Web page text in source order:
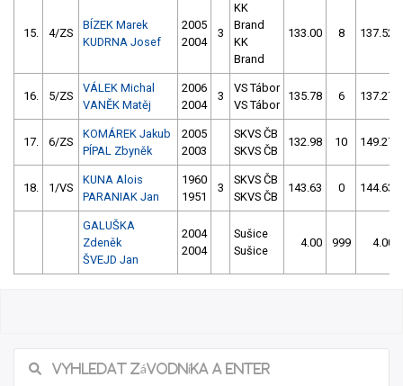
15. 4/ZS
BÍZEK Marek
KUDRNA Josef
2005
2004
3
KK
Brand
KK
Brand
133.00 8 137.52
16. 5/ZS
VÁLEK Michal
VANĚK Matěj
2006
2004
3
VS Tábor
VS Tábor
135.78 6 137.27
17. 6/ZS
KOMÁREK Jakub
PÍPAL Zbyněk
2005
2003
SKVS ČB
SKVS ČB
132.98 10 149.27
18. 1/VS
KUNA Alois
PARANIAK Jan
1960
1951
3
SKVS ČB
SKVS ČB
143.63 0 144.63
GALUŠKA
Zdeněk
ŠVEJD Jan
2004
2004
Sušice
Sušice
4.00 999 4.00